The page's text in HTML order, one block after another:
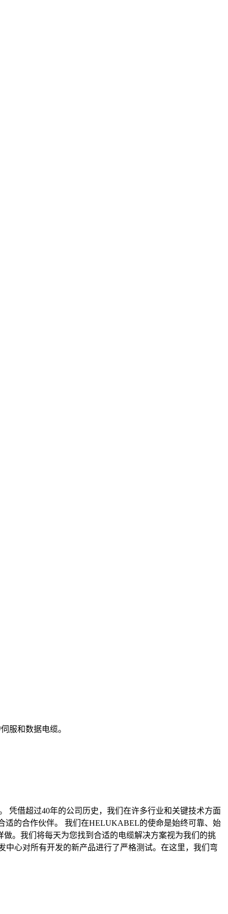
服和数据电缆。
凭借超过40年的公司历史，我们在许多行业和关键技术方面
的合作伙伴。 我们在HELUKABEL的使命是始终可靠、始
。我们将每天为您找到合适的电缆解决方案视为我们的挑
心对所有开发的新产品进行了严格测试。在这里，我们弯